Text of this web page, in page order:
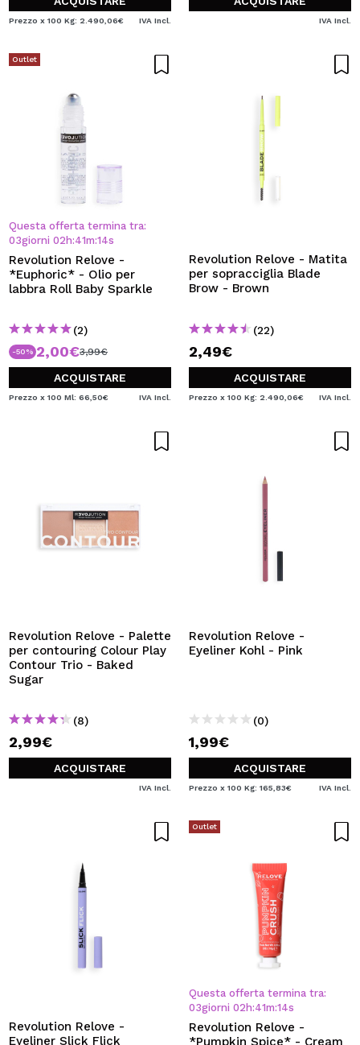
Prezzo x 100 Kg: 2.490,06€ IVA Incl. IVA Incl.
Outlet
Questa offerta termina tra:
03giorni 02 h:41m:13s
Revolution Relove -
*Euphoric* - Olio per
labbra Roll Baby Sparkle
(2)
-50% 2,00€3,99€
ACQUISTARE
Prezzo x 100 Ml: 66,50€ IVA Incl.
Revolution Relove - Matita
per sopracciglia Blade
Brow - Brown
(22)
2,49€
ACQUISTARE
Prezzo x 100 Kg: 2.490,06€ IVA Incl.
Revolution Relove - Palette
per contouring Colour Play
Contour Trio - Baked
Sugar
(8)
2,99€
ACQUISTARE
IVA Incl.
Revolution Relove -
Eyeliner Kohl - Pink
(0)
1,99€
ACQUISTARE
Prezzo x 100 Kg: 165,83€ IVA Incl.
Revolution Relove -
Eyeliner Slick Flick
Outlet
Questa offerta termina tra:
03giorni 02 h:41m:13s
Revolution Relove -
*Pumpkin Spice* - Cream